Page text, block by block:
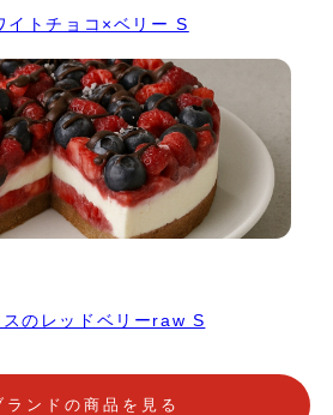
トチョコ×ベリー S
のレッドベリーraw S
ランドの商品を見る